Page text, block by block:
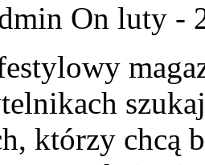
On luty -
którzy chcą